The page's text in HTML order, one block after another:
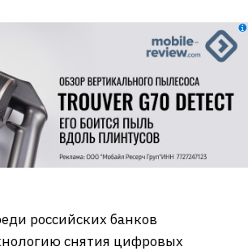
российских банков
снятия цифровых